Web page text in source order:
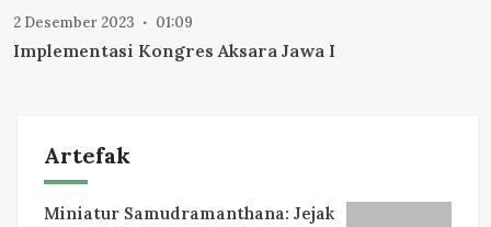
2 Desember 2023 01:09
Implementasi Kongres Aksara Jawa I
Artefak
Miniatur Samudramanthana: Jejak